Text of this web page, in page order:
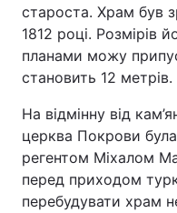
староста. Храм був
1812 році. Розмірів
планами можу
становить 12 метрів.
На відмінну від
церква Покрови була
регентом Міхалом
перед приходом
перебудувати храм